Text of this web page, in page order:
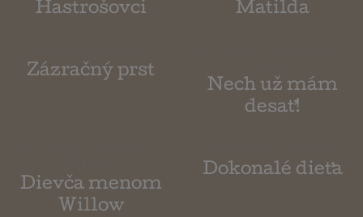
Hastrošovci Matilda
Zázračný prst
Nech už mám
desať!
Dievča menom
Willow
Dokonalé dieťa